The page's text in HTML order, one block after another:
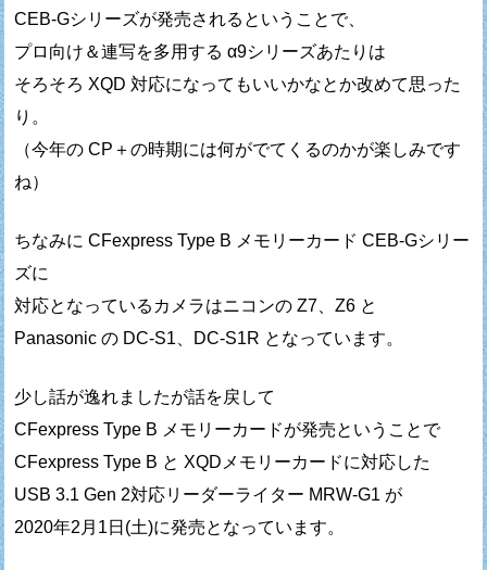
CEB-Gシリーズが発売されるということで、
プロ向け＆連写を多用する α9シリーズあたりは
そろそろ XQD 対応になってもいいかなとか改めて思った
り。
（今年の CP＋の時期には何がでてくるのかが楽しみです
ね）
ちなみに CFexpress Type B メモリーカード CEB-Gシリー
ズに
対応となっているカメラはニコンの Z7、Z6 と
Panasonic の DC-S1、DC-S1R となっています。
少し話が逸れましたが話を戻して
CFexpress Type B メモリーカードが発売ということで
CFexpress Type B と XQDメモリーカードに対応した
USB 3.1 Gen 2対応リーダーライター MRW-G1 が
2020年2月1日(土)に発売となっています。